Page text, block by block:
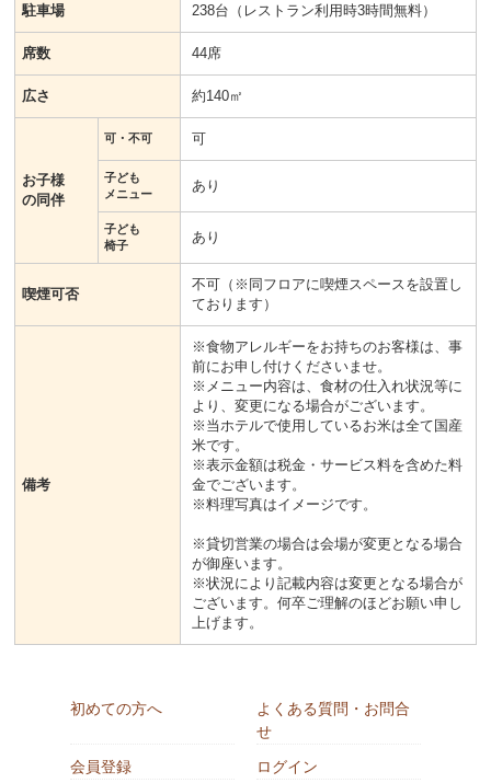
駐車場 238台（レストラン利用時3時間無料）
席数 44席
広さ 約140㎡
お子様
の同伴
可・不可 可
子ども
メニュー
あり
子ども
椅子
あり
喫煙可否
不可（※同フロアに喫煙スペースを設置し
ております）
備考
※食物アレルギーをお持ちのお客様は、事
前にお申し付けくださいませ。
※メニュー内容は、食材の仕入れ状況等に
より、変更になる場合がございます。
※当ホテルで使用しているお米は全て国産
米です。
※表示金額は税金・サービス料を含めた料
金でございます。
※料理写真はイメージです。
※貸切営業の場合は会場が変更となる場合
が御座います。
※状況により記載内容は変更となる場合が
ございます。何卒ご理解のほどお願い申し
上げます。
初めての方へ
よくある質問・お問合
せ
会員登録
ログイン